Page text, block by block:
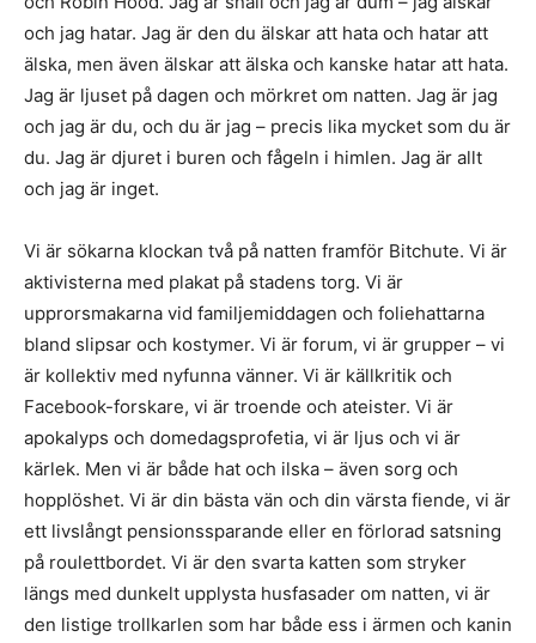
och jag hatar. Jag är den du älskar att hata och hatar att
älska, men även älskar att älska och kanske hatar att hata.
Jag är ljuset på dagen och mörkret om natten. Jag är jag
och jag är du, och du är jag – precis lika mycket som du är
du. Jag är djuret i buren och fågeln i himlen. Jag är allt
och jag är inget.
Vi är sökarna klockan två på natten framför Bitchute. Vi är
aktivisterna med plakat på stadens torg. Vi är
upprorsmakarna vid familjemiddagen och foliehattarna
bland slipsar och kostymer. Vi är forum, vi är grupper – vi
är kollektiv med nyfunna vänner. Vi är källkritik och
Facebook-forskare, vi är troende och ateister. Vi är
apokalyps och domedagsprofetia, vi är ljus och vi är
kärlek. Men vi är både hat och ilska – även sorg och
hopplöshet. Vi är din bästa vän och din värsta fiende, vi är
ett livslångt pensionssparande eller en förlorad satsning
på roulettbordet. Vi är den svarta katten som stryker
längs med dunkelt upplysta husfasader om natten, vi är
den listige trollkarlen som har både ess i ärmen och kanin